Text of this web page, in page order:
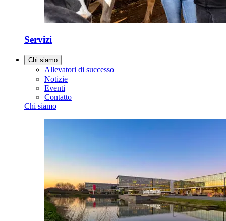
Servizi
Chi siamo
Allevatori di successo
Notizie
Eventi
Contatto
Chi siamo